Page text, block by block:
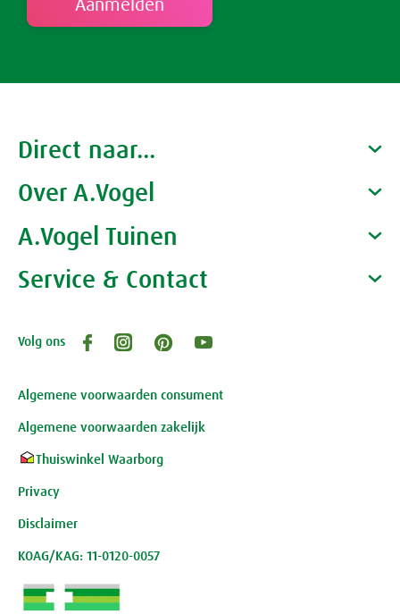
Direct naar...
Producten
Gezondheidscoaches
Over A.Vogel
Alfred Vogel
Waarom A.Vogel kiezen
A.Vogel Tuinen
Over A.Vogel tuinen
Openingstijden, route en adres
Service & Contact
Klantenservice webwinkel
Review-richtlijnen
Volg ons
Algemene voorwaarden consument
Algemene voorwaarden zakelijk
Thuiswinkel Waarborg
Privacy
Disclaimer
KOAG/KAG: 11-0120-0057